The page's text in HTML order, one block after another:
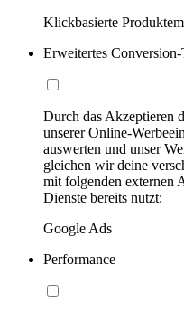
Klickbasierte
Erweitertes
Durch das Akzeptieren
unserer Online-
auswerten und unser
gleichen wir deine
mit folgenden externen
Dienste bereits nutzt:
Google Ads
Performance